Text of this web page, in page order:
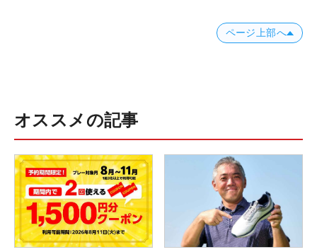
ページ上部へ
オススメの記事